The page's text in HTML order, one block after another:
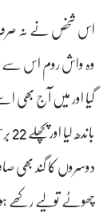
اس شخص نے نہ صرف
وہ واش روم اس سے
گیا اور میں آج بھی
دوسروں کا گند بھی
چھوٹے تولیے رکھے